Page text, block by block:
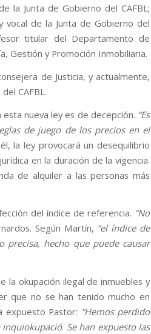
la Junta de Gobierno del CAFBL;
vocal de la Junta de Gobierno del
titular del Departamento de
Gestión y Promoción Inmobiliaria.
de Justicia, y actualmente,
CAFBL.
nueva ley es de decepción. “Es
de juego de los precios en el
la ley provocará un desequilibrio
en la duración de la vigencia.
de alquiler a las personas más
del índice de referencia. “No
Según Martín, “el índice de
precisa, hecho que puede causar
la okupación ilegal de inmuebles y
que no se han tenido mucho en
expuesto Pastor: “Hemos perdido
inquiokupació. Se han expuesto las